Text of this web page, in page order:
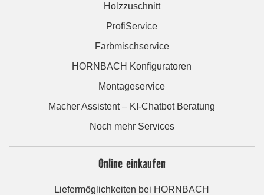
Holzzuschnitt
ProfiService
Farbmischservice
HORNBACH Konfiguratoren
Montageservice
Macher Assistent – KI-Chatbot Beratung
Noch mehr Services
Online einkaufen
Liefermöglichkeiten bei HORNBACH